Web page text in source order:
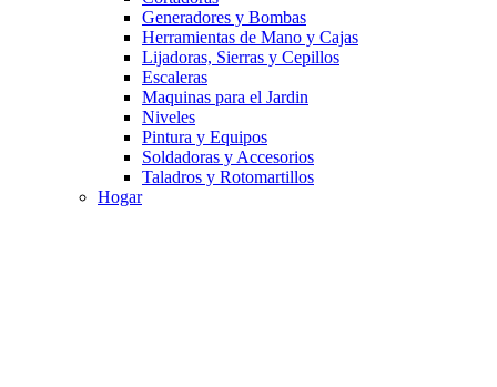
Generadores y Bombas
Herramientas de Mano y Cajas
Lijadoras, Sierras y Cepillos
Escaleras
Maquinas para el Jardin
Niveles
Pintura y Equipos
Soldadoras y Accesorios
Taladros y Rotomartillos
Hogar